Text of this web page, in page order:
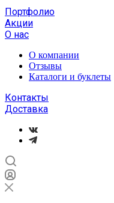
Портфолио
Акции
О нас
О компании
Отзывы
Каталоги и буклеты
Контакты
Доставка